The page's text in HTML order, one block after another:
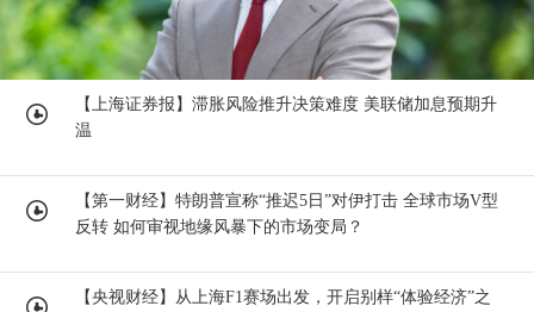
【上海证券报】滞胀风险推升决策难度 美联储加息预期升
温
【第一财经】特朗普宣称“推迟5日”对伊打击 全球市场V型
反转 如何审视地缘风暴下的市场变局？
【央视财经】从上海F1赛场出发，开启别样“体验经济”之